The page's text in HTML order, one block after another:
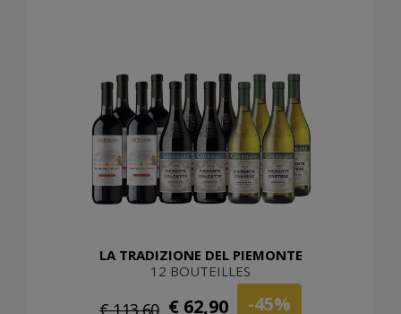
LA TRADIZIONE DEL PIEMONTE
12 BOUTEILLES
€ 113,60 € 62,90 -45%